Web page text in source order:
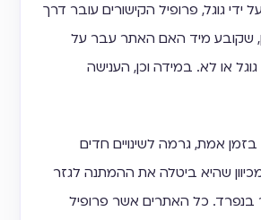
גוגל, פרופיל הקישורים עובר דרך
שקובע מיד האם האתר עבר על
או לא. במידה וכן, הענישה
בזמן אמת, גרמה לשינויים חדים
שהיא ביטלה את ההמתנה לגזר
בנפרד. כל האתרים אשר פרופיל